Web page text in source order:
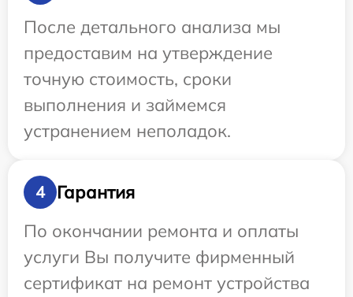
После детального анализа мы
предоставим на утверждение
точную стоимость, сроки
выполнения и займемся
устранением неполадок.
4
Гарантия
По окончании ремонта и оплаты
услуги Вы получите фирменный
сертификат на ремонт устройства